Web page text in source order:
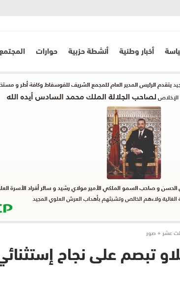
أخبار وطنية أنشطة حزبية حوارات
عشر + صور
تبصم على نجاح